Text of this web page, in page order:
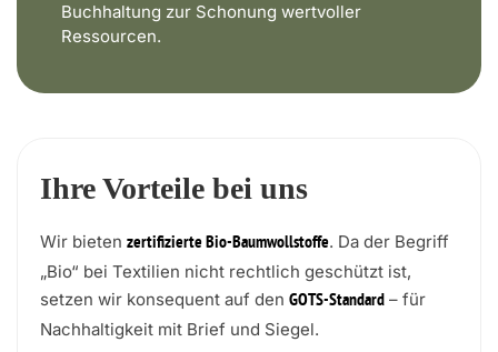
Buchhaltung zur Schonung wertvoller
Ressourcen.
Ihre Vorteile bei uns
Wir bieten zertifizierte Bio-Baumwollstoffe. Da der Begriff
„Bio“ bei Textilien nicht rechtlich geschützt ist,
setzen wir konsequent auf den GOTS-Standard – für
Nachhaltigkeit mit Brief und Siegel.